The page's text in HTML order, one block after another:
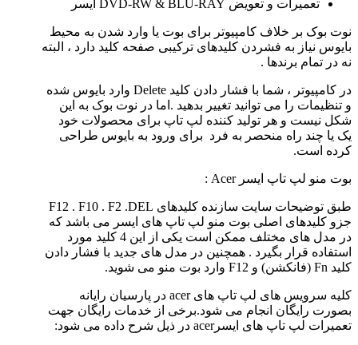
تعمیرات و تعویض DVD-RW & BLU-RAY ایسر
نوت بوک بر خلاف کامپیوتر برای بوت یا وارد شدن به محیط
بایوس نیاز به فشردن کلیدهای ترکیبی صفحه کلید دارد ، البته
نه در تمام برندها .
در کامپیوتر ، شما با فشار دادن کلید Delete وارد بایوس شده
و تنظیمات را می توانید تغییر بدهید .اما در نوت بوک به این
شکل نیست و هر تولید کننده لپ تاپ برای محصولات خود
یک یا چند راه منحصر به فرد برای ورود به بایوس طراحی
کرده است.
بوت منو لپ تاپ ایسر Acer :
طبق توضیحات سایت سازنده کلیدهای F12 . F10 . F2 .DEL
جزو کلیدهای اصلی بوت منو لپ تاپ های ایسر می باشد که
در مدل های مختلف ممکن است یکی از این 4 کلید مورد
استفاده قرار بگیرد . همچنین در مدل های جدید با فشار دادن
کلید Fn (فانکشن) و F12 وارد بوت منو می شوید.
کلیه سرویس های لپ تاپ های acer در پارسیان رایانه
بصورت رایگان انجام می شود.برخی از خدمات رایگان جهت
تعمیرات لپ تاپ های ایسرacer در ذیل شرح داده می شود: